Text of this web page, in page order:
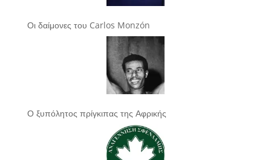
Οι δαίμονες του Carlos Monzón
Ο ξυπόλητος πρίγκιπας της Αφρικής